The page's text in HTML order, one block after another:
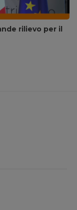
rilievo per il